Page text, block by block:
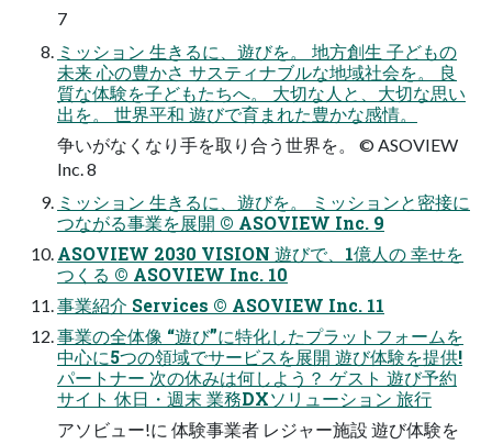
7
ミッション 生きるに、遊びを。 地方創生 子どもの
未来 心の豊かさ サスティナブルな地域社会を。 良
質な体験を子どもたちへ。 大切な人と、大切な思い
出を。 世界平和 遊びで育まれた豊かな感情。
争いがなくなり手を取り合う世界を。 © ASOVIEW
Inc. 8
ミッション 生きるに、遊びを。 ミッションと密接に
つながる事業を展開 © ASOVIEW Inc. 9
ASOVIEW 2030 VISION 遊びで、1億人の 幸せを
つくる © ASOVIEW Inc. 10
事業紹介 Services © ASOVIEW Inc. 11
事業の全体像 “遊び”に特化したプラットフォームを
中心に5つの領域でサービスを展開 遊び体験を提供!
パートナー 次の休みは何しよう？ ゲスト 遊び予約
サイト 休日・週末 業務DXソリューション 旅行
アソビュー!に 体験事業者 レジャー施設 遊び体験を